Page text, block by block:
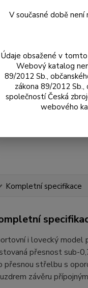
Kompletní specifikace
i lovecký model
přesnost sub-
přesnou střelbu s
závěru
V současné době
Údaje obsažené v
Webový katalog
89/2012 Sb.,
zákona 89/2012 Sb.,
společností Česká
webového